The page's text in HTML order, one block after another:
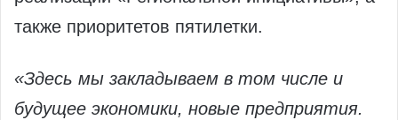
также приоритетов пятилетки.
«Здесь мы закладываем в том числе и
будущее экономики, новые предприятия.